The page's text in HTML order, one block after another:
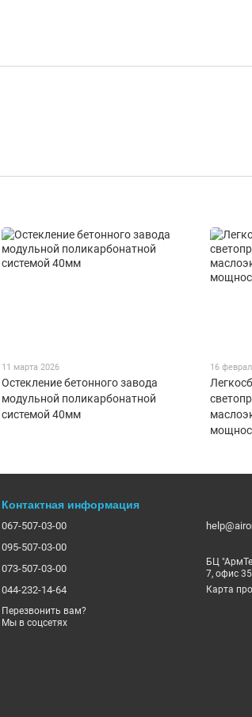
11 марта 2026
Остекление бетонного завода
модульной поликарбонатной
системой 40мм
16
Контактная информация
067-507-03-00
095-507-03-00
073-507-03-00
044-232-14-64
Перезвонить вам?
БЦ
7, офис
Карта
Мы в соцсетях